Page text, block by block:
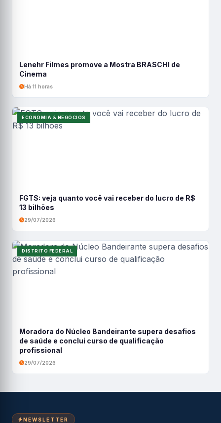
Lenehr Filmes promove a Mostra BRASCHI de
Cinema
Há 11 horas
ECONOMIA & NEGÓCIOS
FGTS: veja quanto você vai receber do lucro de R$
13 bilhões
29/07/2026
DISTRITO FEDERAL
Moradora do Núcleo Bandeirante supera desafios
de saúde e conclui curso de qualificação
profissional
29/07/2026
NEWSLETTER